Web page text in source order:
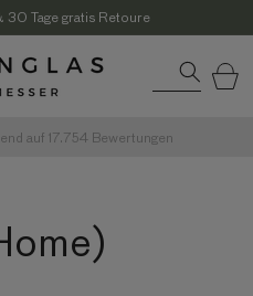
30 Tage gratis Retoure
auf 17.754 Bewertungen